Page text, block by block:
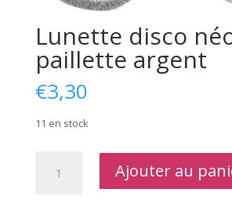
Lunette disco
paillette argent
€3,30
11 en stock
Ajouter au